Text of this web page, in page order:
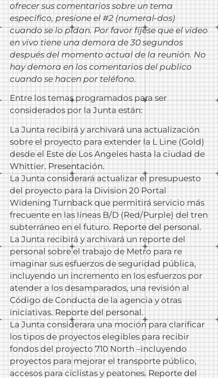
ofrecer sus comentarios sobre un tema
específico, presione el #2 (numeral-dos)
cuando se lo pidan. Por favor fíjese que el video
en vivo tiene una demora de 30 segundos
después del momento actual de la reunión. No
hay demora en los comentarios del publico
cuando se hacen por teléfono.
Entre los temas programados para ser
considerados por la Junta están:
La Junta recibirá y archivará una actualización
sobre el proyecto para extender la L Line (Gold)
desde el Este de Los Angeles hasta la ciudad de
Whittier. Presentación.
La Junta considerará actualizar el presupuesto
del proyecto para la Division 20 Portal
Widening Turnback que permitirá servicio más
frecuente en las líneas B/D (Red/Purple) del tren
subterráneo en el futuro. Reporte del personal.
La Junta recibirá y archivará un reporte del
personal sobre el trabajo de Metro para re
imaginar sus esfuerzos de seguridad pública,
incluyendo un incremento en los esfuerzos por
atender a los desamparados, una revisión al
Código de Conducta de la agencia y otras
iniciativas. Reporte del personal.
La Junta considerara una moción para clarificar
los tipos de proyectos elegibles para recibir
fondos del proyecto 710 North –incluyendo
proyectos para mejorar el transporte público,
accesos para ciclistas y peatones. Reporte del